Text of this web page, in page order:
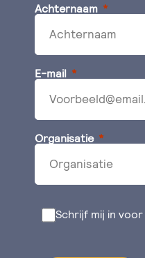
Achternaam
E-mail
Organisatie
Schrijf mij in